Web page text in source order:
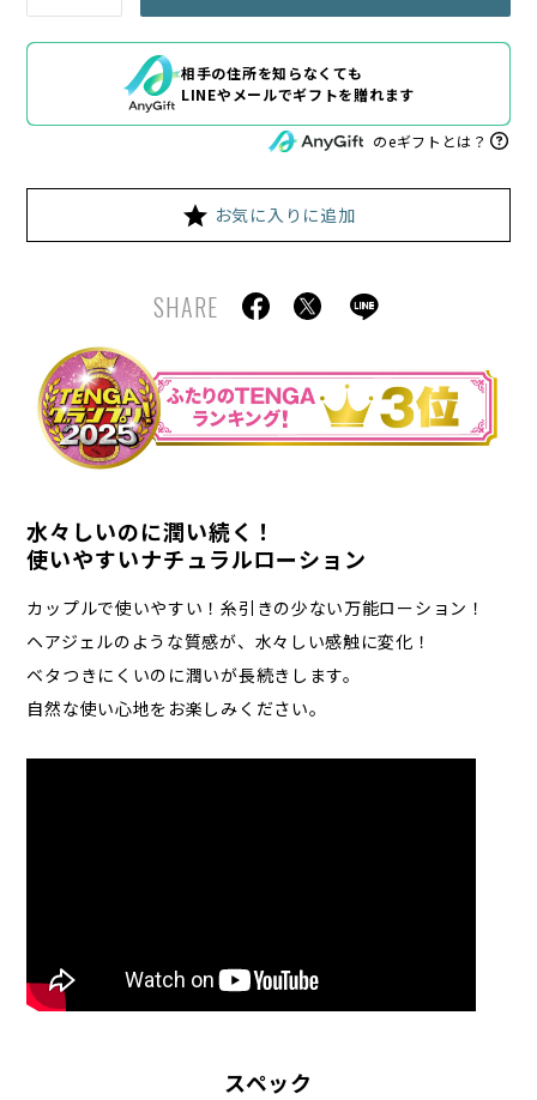
相手の住所を知らなくても
LINEやメールでギフトを贈れます
のeギフトとは？
お気に入りに追加
SHARE
水々しいのに潤い続く！
使いやすいナチュラルローション
カップルで使いやすい！糸引きの少ない万能ローション！
ヘアジェルのような質感が、水々しい感触に変化！
ベタつきにくいのに潤いが長続きします。
自然な使い心地をお楽しみください。
スペック